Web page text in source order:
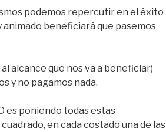
podemos repercutir en el éxito
beneficiará que pasemos
alcance que nos va a beneficiar)
y no pagamos nada.
es poniendo todas estas
en cada costado una de las